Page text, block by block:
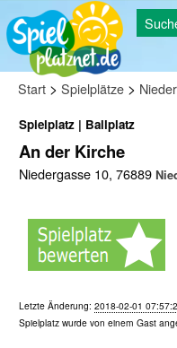
Start > Spielplätze >
Spielplatz | Ballplatz
An der Kirche
Niedergasse 10, 76889
Letzte Änderung: 2018-02-01
Spielplatz wurde von einem Gast